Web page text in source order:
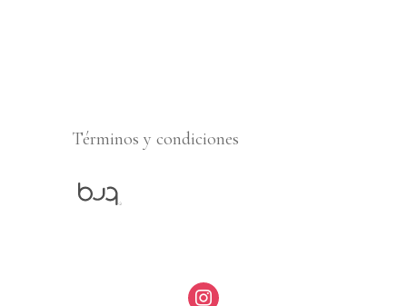
Términos y condiciones
instagram